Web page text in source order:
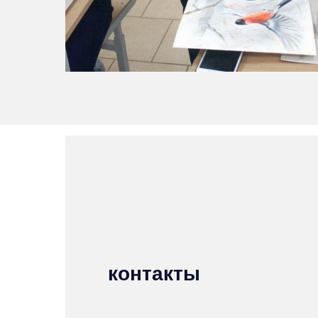
контакты